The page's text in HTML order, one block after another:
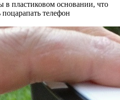
в пластиковом основании, что
телефон